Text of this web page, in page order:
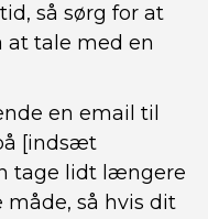
så sørg for at
at tale med en
en email til
[indsæt
tage lidt længere
måde, så hvis dit